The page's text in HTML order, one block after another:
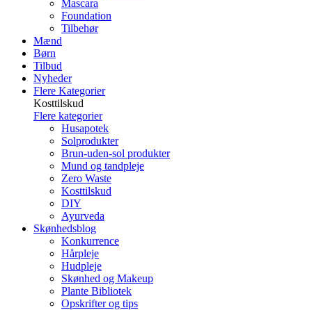
Mascara
Foundation
Tilbehør
Mænd
Børn
Tilbud
Nyheder
Flere Kategorier
Kosttilskud
Flere kategorier
Husapotek
Solprodukter
Brun-uden-sol produkter
Mund og tandpleje
Zero Waste
Kosttilskud
DIY
Ayurveda
Skønhedsblog
Konkurrence
Hårpleje
Hudpleje
Skønhed og Makeup
Plante Bibliotek
Opskrifter og tips